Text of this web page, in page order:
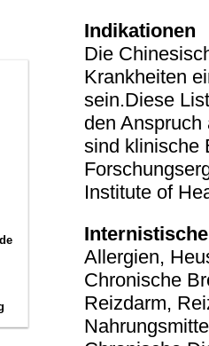
Indikationen
Die
Krankheiten
sein.Diese
den
sind klinische
Institute of
Allergien,
Chronische
Reizdarm,